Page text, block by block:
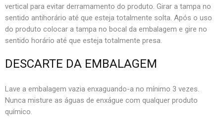
vertical para evitar derramamento do produto. Girar a tampa no
sentido antihorário até que esteja totalmente solta. Após o uso
do produto colocar a tampa no bocal da embalagem e gire no
sentido horário até que esteja totalmente presa.
DESCARTE DA EMBALAGEM
Lave a embalagem vazia enxaguando-a no mínimo 3 vezes.
Nunca misture as águas de enxágue com qualquer produto
químico.